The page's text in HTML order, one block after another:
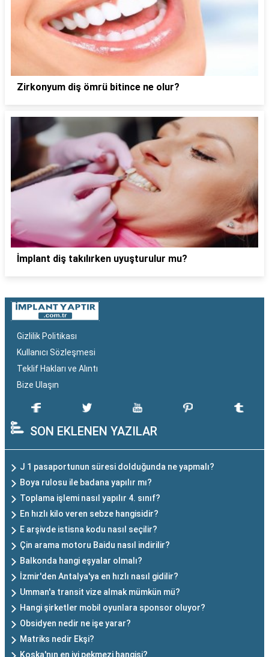
Zirkonyum diş ömrü bitince ne olur?
İmplant diş takılırken uyuşturulur mu?
Gizlilik Politikası
Kullanıcı Sözleşmesi
Teklif Hakları ve Alıntı
Bize Ulaşın
SON EKLENEN YAZILAR
J 1 pasaportunun süresi dolduğunda ne yapmalı?
Boya rulosu ile badana yapılır mı?
Toplama işlemi nasıl yapılır 4. sınıf?
En hızlı kilo veren sebze hangisidir?
E arşivde istisna kodu nasıl seçilir?
Çin arama motoru Baidu nasıl indirilir?
Balkonda hangi eşyalar olmalı?
İzmir'den Antalya'ya en hızlı nasıl gidilir?
Umman'a transit vize almak mümkün mü?
Hangi şirketler mobil oyunlara sponsor oluyor?
Obsidyen nedir ne işe yarar?
Matriks nedir Ekşi?
Koska'nın en iyi pekmezi hangisi?